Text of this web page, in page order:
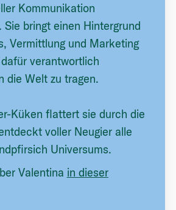
Kommunikation
Sie bringt einen Hintergrund
Vermittlung und Marketing
verantwortlich
die Welt zu tragen.
Küken flattert sie durch die
voller Neugier alle
Universums.
Valentina in dieser